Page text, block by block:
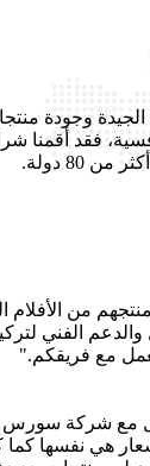
وجودة
فقد أقمنا
80 دولة.
الفني
مع فريقكم."
مع شركة
هي نفسها